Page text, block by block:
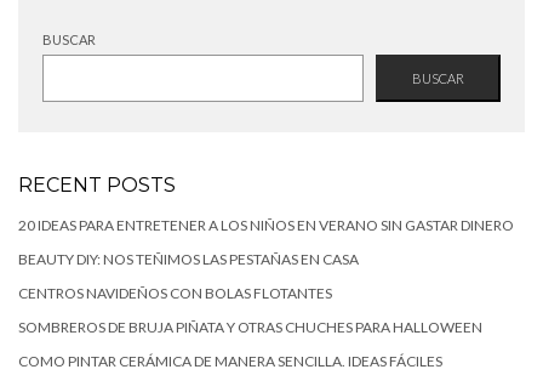
BUSCAR
BUSCAR
RECENT POSTS
20 IDEAS PARA ENTRETENER A LOS NIÑOS EN VERANO SIN GASTAR DINERO
BEAUTY DIY: NOS TEÑIMOS LAS PESTAÑAS EN CASA
CENTROS NAVIDEÑOS CON BOLAS FLOTANTES
SOMBREROS DE BRUJA PIÑATA Y OTRAS CHUCHES PARA HALLOWEEN
COMO PINTAR CERÁMICA DE MANERA SENCILLA. IDEAS FÁCILES